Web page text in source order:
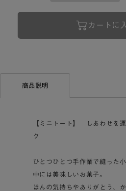
カートに
商品説明
【ミニトート】 しあわせを
ク
ひとつひとつ手作業で縫った
中には美味しいお菓子。
ほんの気持ちやありがとう、